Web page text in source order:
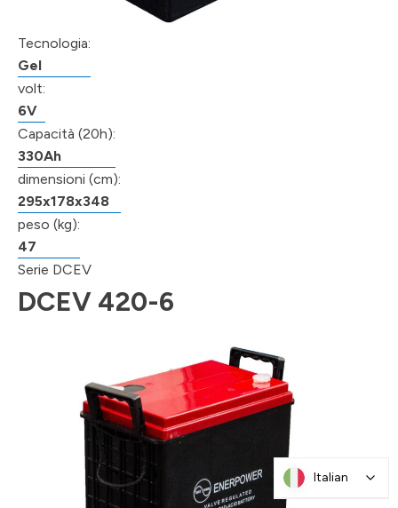
Tecnologia:
Gel
volt:
6V
Capacità (20h):
330Ah
dimensioni (cm):
295x178x348
peso (kg):
47
Serie DCEV
DCEV 420-6
Italian
Italian